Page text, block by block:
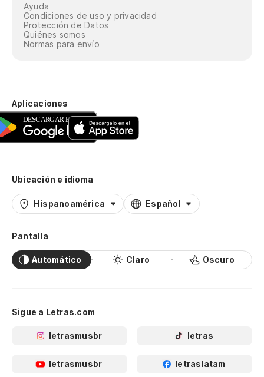
Ayuda
Condiciones de uso y privacidad
Protección de Datos
Quiénes somos
Normas para envío
Aplicaciones
Ubicación e idioma
Hispanoamérica Español
Pantalla
Automático Claro Oscuro
Sigue a Letras.com
letrasmusbr letras
letrasmusbr letraslatam